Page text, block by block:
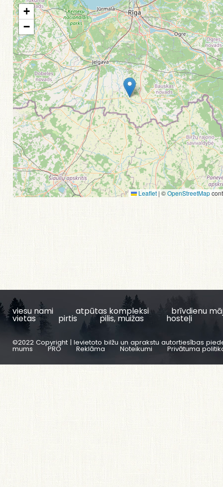
+
−
Leaflet | ©OpenStreetMap
viesu nami atpūtas kompleksi brīvdienu
vietas pirtis pilis, muižas hosteļi
©2022 Copyright | Ievietoto bilžu un aprakstu autortiesības
mums PRO Reklāma Noteikumi Privātuma